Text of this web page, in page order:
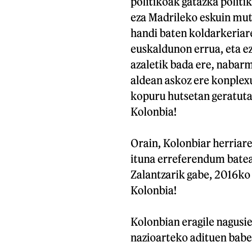
eza Madrileko eskuin
handi baten
euskaldunon errua, eta
azaletik bada ere,
aldean askoz ere
kopuru hutsetan
Kolonbia!
Orain, Kolonbiar
ituna erreferendum
Zalantzarik gabe,
Kolonbia!
Kolonbian eragile
nazioarteko adituen